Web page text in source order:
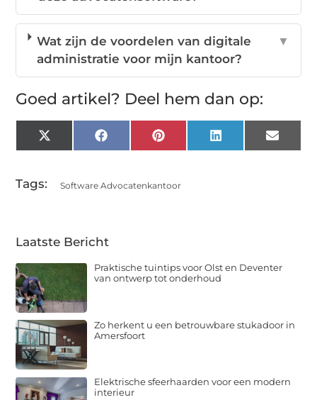
Wat zijn de voordelen van digitale
administratie voor mijn kantoor?
▼
Goed artikel? Deel hem dan op:
X
(Twitter)
FacebookPinterestLinkedInEmail
Tags: Software Advocatenkantoor
Laatste Bericht
Praktische tuintips voor Olst en Deventer
van ontwerp tot onderhoud
Zo herkent u een betrouwbare stukadoor in
Amersfoort
Elektrische sfeerhaarden voor een modern
interieur